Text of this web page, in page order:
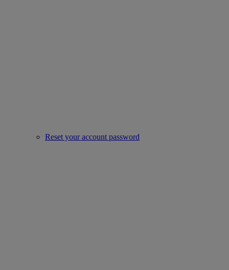
Reset your account password